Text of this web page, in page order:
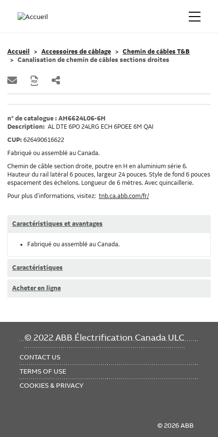
Accueil Accessoires de câblage
Chemin de câbles T&B
Canalisation de chemin de câbles sections droites
n° de catalogue : AH6624L06-6H
Description: AL DTE 6PO 24LRG ECH 6POEE 6M QAI
CUP: 626490616622
Fabriqué ou assemblé au Canada.
Chemin de câble section droite, poutre en H en aluminium série 6.
Hauteur du rail latéral 6 pouces, largeur 24 pouces. Style de fond 6 pouces
espacement des échelons. Longueur de 6 mètres. Avec quincaillerie.
Pour plus d’informations, visitez: tnb.ca.abb.com/fr/
Caractéristiques et avantages
Fabriqué ou assemblé au Canada.
Caractéristiques
Acheter en ligne
© 2022 ABB Électrification Canada ULC
FOOTER
CONTACT US
TERMS OF USE
COOKIES & PRIVACY
© 2026 ABB